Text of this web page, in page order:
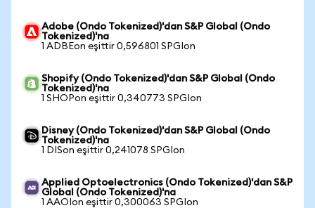
Adobe (Ondo Tokenized)'dan S&P Global (Ondo
Tokenized)'na
1 ADBEon eşittir 0,596801 SPGIon
Shopify (Ondo Tokenized)'dan S&P Global (Ondo
Tokenized)'na
1 SHOPon eşittir 0,340773 SPGIon
Disney (Ondo Tokenized)'dan S&P Global (Ondo
Tokenized)'na
1 DISon eşittir 0,241078 SPGIon
Applied Optoelectronics (Ondo Tokenized)'dan S&P
Global (Ondo Tokenized)'na
1 AAOIon eşittir 0,300063 SPGIon